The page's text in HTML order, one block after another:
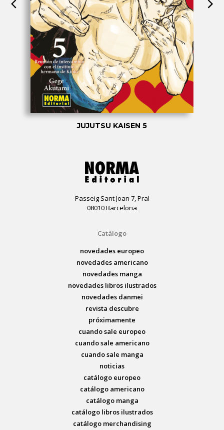
JUJUTSU KAISEN 5
Passeig Sant Joan 7, Pral
08010 Barcelona
Catálogo
novedades europeo
novedades americano
novedades manga
novedades libros ilustrados
novedades danmei
revista descubre
próximamente
cuando sale europeo
cuando sale americano
cuando sale manga
noticias
catálogo europeo
catálogo americano
catálogo manga
catálogo libros ilustrados
catálogo merchandising